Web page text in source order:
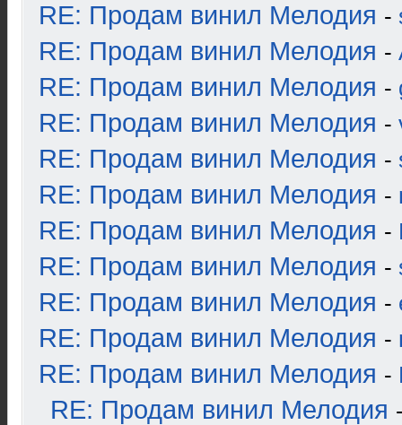
RE: Продам винил Мелодия -
RE: Продам винил Мелодия -
RE: Продам винил Мелодия -
RE: Продам винил Мелодия -
RE: Продам винил Мелодия -
RE: Продам винил Мелодия -
RE: Продам винил Мелодия -
RE: Продам винил Мелодия -
RE: Продам винил Мелодия -
RE: Продам винил Мелодия -
RE: Продам винил Мелодия -
RE: Продам винил Мелодия